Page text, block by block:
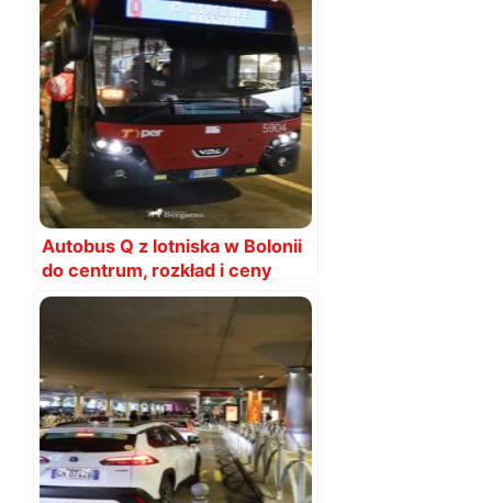
Autobus Q z lotniska w Bolonii
do centrum, rozkład i ceny
biletów